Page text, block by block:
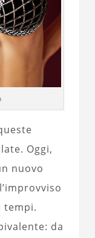
Oggi,
nuovo
tempi.
da